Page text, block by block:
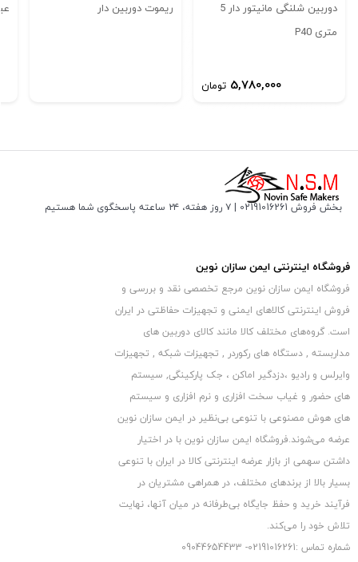
پنل و باتری خورشیدی
این دوربین تله ای با انرژی خورشیدی و باتری کار می‌کند. مجهز به یک
پنل خورشیدی KF و باتری لیتیوم داخلی با ظرفیت بالا می باشد ،
تغذیه باتری لیتومی از طریق پنل خورشیدی و برق مستقیم که میتوان
از طریق شارژر تایپ-سی آن را شارژ کرد. برای شارژ شدن پنل کافیست
آن را برای چند ساعت در معرض نور خوشید قرار دهید.
دیگر نیاز به هزینه اضافی برای خرید باتری ندارید و به راحتی می
توانید این دوربین را در هر مکانی وصل کنید. برای مکان‌هایی که برق در
دسترس نیست، مانند مناطق وحشی، ایده‌آل است.
.
حسگر حرکتی PIR
دوربین شلنگی مانیتور دار 5
متری P40
5,780,000 تومان
ریموت دوربین دار
بخش فروش 02191016261 | ۷ روز هفته، ۲۴ ساعته پاسخگوی شما هستیم
فروشگاه اینترنتی ایمن سازان نوین
فروشگاه ایمن سازان نوین مرجع تخصصی نقد و بررسی و
فروش اینترنتی کالاهای ایمنی و تجهیزات حفاظتی در ایران
است. گروه‏‏‌های مختلف کالا مانند کالای دوربین های
مداربسته , دستگاه های رکوردر , تجهیزات شبکه , تجهیزات
وایرلس و رادیو ،دزدگیر اماکن ، جک پارکینگی, سیستم
های حضور و غیاب سخت افزاری و نرم افزاری و سیستم
های هوش مصنوعی با تنوعی بی‌نظیر در ایمن سازان نوین
عرضه می‏‏‏‌شوند.فروشگاه ایمن سازان نوین با در اختیار
داشتن سهمی از بازار عرضه اینترنتی کالا در ایران با تنوعی
بسیار بالا از برندهای مختلف، در همراهی مشتریان در
فرآیند خرید و حفظ جایگاه بی‏‏‏‌طرفانه در میان آنها، نهایت
تلاش خود را می‌‏‏کند.
شماره تماس :02191016261- 09044654433